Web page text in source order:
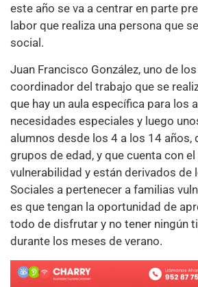
este año se va a centrar en parte
labor que realiza una persona que
social.
Juan Francisco González, uno de
coordinador del trabajo que se
que hay un aula específica para los
necesidades especiales y luego
alumnos desde los 4 a los 14 años,
grupos de edad, y que cuenta con
vulnerabilidad y están derivados de
Sociales a pertenecer a familias
es que tengan la oportunidad de
todo de disfrutar y no tener ningún
durante los meses de verano.